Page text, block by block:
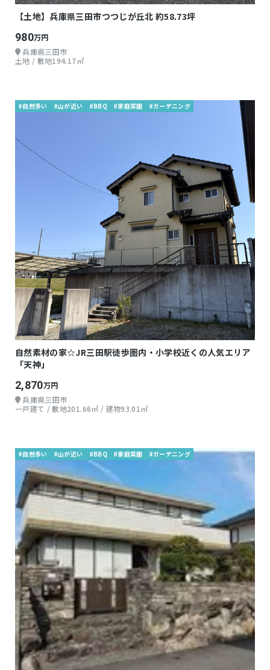
【土地】兵庫県三田市つつじが丘北 約58.73坪
980万円
兵庫県三田市
土地 / 敷地194.17㎡
#自然多い #山が近い #BBQ #家庭菜園 #ガーデニング
自然素材の家☆JR三田駅徒歩圏内・小学校近くの人気エリア
「天神」
2,870万円
兵庫県三田市
一戸建て / 敷地201.66㎡ / 建物93.01㎡
#自然多い #山が近い #BBQ #家庭菜園 #ガーデニング